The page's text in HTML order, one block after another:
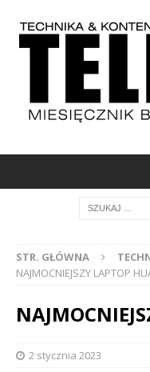
STR. GŁÓWNA
NAJMOCNIEJSZY LAPTOP
2 stycznia 2023